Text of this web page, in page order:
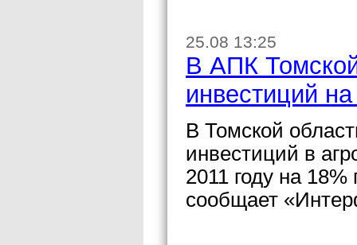
25.08 13:25
В АПК
инвестиций
В Томской
инвестиций в
2011 году на
сообщает